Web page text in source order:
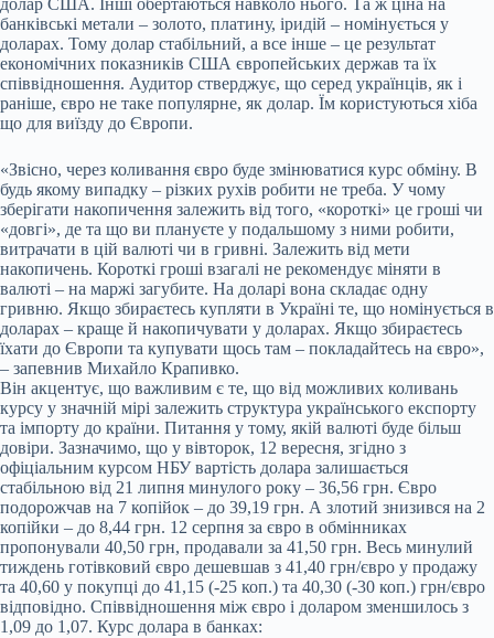
долар США. Інші обертаються навколо нього. Та ж ціна на
банківські метали – золото, платину, іридій – номінується у
доларах. Тому долар стабільний, а все інше – це результат
економічних показників США європейських держав та їх
співвідношення. Аудитор стверджує, що серед українців, як і
раніше, євро не таке популярне, як долар. Їм користуються хіба
що для виїзду до Європи.
«Звісно, через коливання євро буде змінюватися курс обміну. В
будь якому випадку – різких рухів робити не треба. У чому
зберігати накопичення залежить від того, «короткі» це гроші чи
«довгі», де та що ви плануєте у подальшому з ними робити,
витрачати в цій валюті чи в гривні. Залежить від мети
накопичень. Короткі гроші взагалі не рекомендує міняти в
валюті – на маржі загубите. На доларі вона складає одну
гривню. Якщо збираєтесь купляти в Україні те, що номінується в
доларах – краще й накопичувати у доларах. Якщо збираєтесь
їхати до Європи та купувати щось там – покладайтесь на євро»,
– запевнив Михайло Крапивко.
Він акцентує, що важливим є те, що від можливих коливань
курсу у значній мірі залежить структура українського експорту
та імпорту до країни. Питання у тому, якій валюті буде більш
довіри. Зазначимо, що у вівторок, 12 вересня, згідно з
офіціальним курсом НБУ вартість долара залишається
стабільною від 21 липня минулого року – 36,56 грн. Євро
подорожчав на 7 копійок – до 39,19 грн. А злотий знизився на 2
копійки – до 8,44 грн. 12 серпня за євро в обмінниках
пропонували 40,50 грн, продавали за 41,50 грн. Весь минулий
тиждень готівковий євро дешевшав з 41,40 грн/євро у продажу
та 40,60 у покупці до 41,15 (-25 коп.) та 40,30 (-30 коп.) грн/євро
відповідно. Співвідношення між євро і доларом зменшилось з
1,09 до 1,07. Курс долара в банках: